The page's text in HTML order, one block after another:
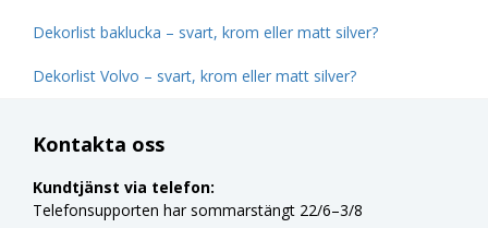
Dekorlist baklucka – svart, krom eller matt silver?
Dekorlist Volvo – svart, krom eller matt silver?
Kontakta oss
Kundtjänst via telefon:
Telefonsupporten har sommarstängt 22/6–3/8